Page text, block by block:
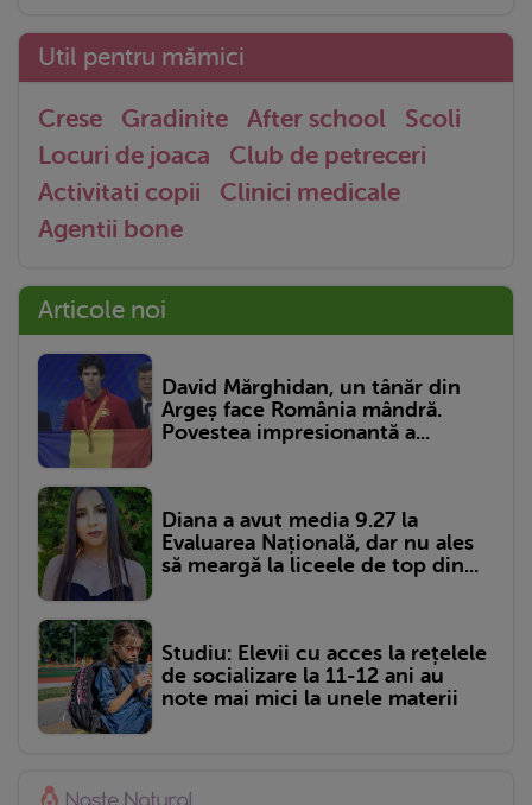
Util pentru mămici
Crese Gradinite After school
Scoli
Locuri de joaca
Club de petreceri
Activitati copii
Clinici medicale
Agentii bone
Articole noi
David Mărghidan, un tânăr din
Argeș face România mândră.
Povestea impresionantă a...
Diana a avut media 9.27 la
Evaluarea Națională, dar nu ales
să meargă la liceele de top din...
Studiu: Elevii cu acces la rețelele
de socializare la 11-12 ani au
note mai mici la unele materii